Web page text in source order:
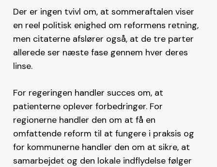
Der er ingen tvivl om, at sommeraftalen viser
en reel politisk enighed om reformens retning,
men citaterne afslører også, at de tre parter
allerede ser næste fase gennem hver deres
linse.
For regeringen handler succes om, at
patienterne oplever forbedringer. For
regionerne handler den om at få en
omfattende reform til at fungere i praksis og
for kommunerne handler den om at sikre, at
samarbejdet og den lokale indflydelse følger